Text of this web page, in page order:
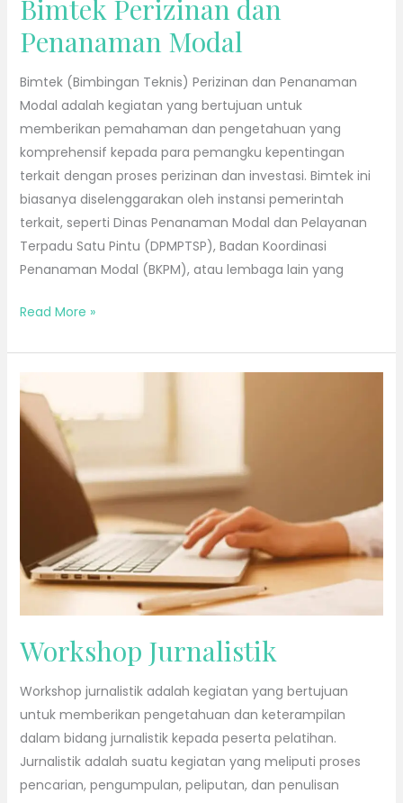
Bimtek Perizinan dan
Penanaman Modal
Bimtek (Bimbingan Teknis) Perizinan dan Penanaman
Modal adalah kegiatan yang bertujuan untuk
memberikan pemahaman dan pengetahuan yang
komprehensif kepada para pemangku kepentingan
terkait dengan proses perizinan dan investasi. Bimtek ini
biasanya diselenggarakan oleh instansi pemerintah
terkait, seperti Dinas Penanaman Modal dan Pelayanan
Terpadu Satu Pintu (DPMPTSP), Badan Koordinasi
Penanaman Modal (BKPM), atau lembaga lain yang
Read More »
Workshop Jurnalistik
Workshop jurnalistik adalah kegiatan yang bertujuan
untuk memberikan pengetahuan dan keterampilan
dalam bidang jurnalistik kepada peserta pelatihan.
Jurnalistik adalah suatu kegiatan yang meliputi proses
pencarian, pengumpulan, peliputan, dan penulisan
Jurnalistik